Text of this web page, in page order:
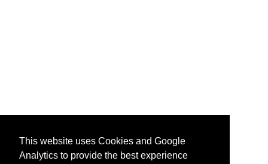
This website uses Cookies and Google
Analytics to provide the best experience